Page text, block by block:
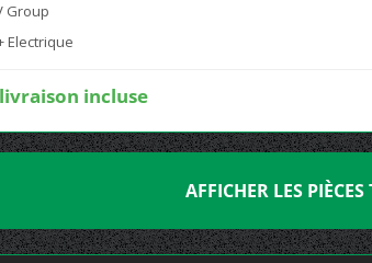
Group
Electrique
livraison incluse
AFFICHER LES